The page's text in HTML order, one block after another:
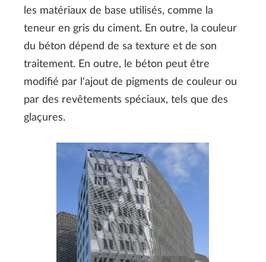
les matériaux de base utilisés, comme la
teneur en gris du ciment. En outre, la couleur
du béton dépend de sa texture et de son
traitement. En outre, le béton peut être
modifié par l'ajout de pigments de couleur ou
par des revêtements spéciaux, tels que des
glaçures.